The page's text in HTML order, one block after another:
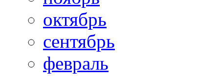
октябрь
сентябрь
февраль